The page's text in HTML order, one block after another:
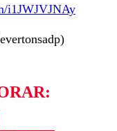
i1JWJVJNAy